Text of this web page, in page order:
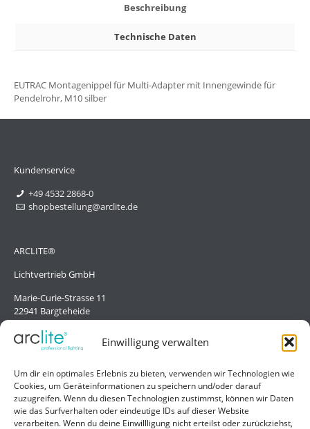
Einwilligung verwalten
Um dir ein optimales Erlebnis zu bieten, verwenden wir Technologien wie
Cookies, um Geräteinformationen zu speichern und/oder darauf
zuzugreifen. Wenn du diesen Technologien zustimmst, können wir Daten
wie das Surfverhalten oder eindeutige IDs auf dieser Website
verarbeiten. Wenn du deine Einwillligung nicht erteilst oder zurückziehst,
Beschreibung
Technische Daten
EUTRAC Montagenippel für Multi-Adapter mit Innengewinde für
Pendelrohr, M10 silber
Kundenservice
+49 4532 2868-0
shopbestellung@arclite.de
ARCLITE®
Lichtvertrieb GmbH
Marie-Curie-Strasse 11
22941 Bargteheide
Deutschland/Germany
Hilfe
Liefer- und Zahlungsbedingungen
Kontakt